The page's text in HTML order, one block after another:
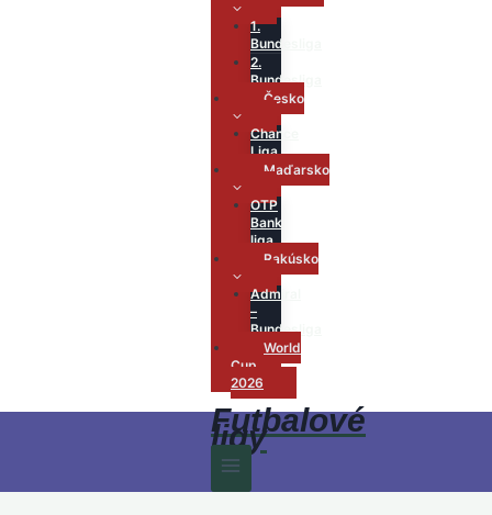
1.
Bundesliga
2.
Bundesliga
Česko
Chance
Liga
Maďarsko
OTP
Bank
liga
Rakúsko
Admiral
–
Bundesliga
World
Cup
2026
Futbalové
ligy